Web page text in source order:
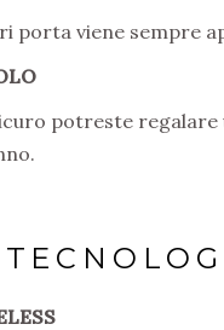
porta viene sempre
potreste regalare